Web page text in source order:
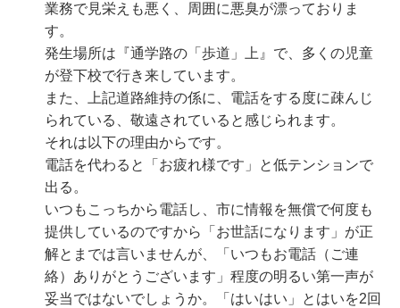
業務で見栄えも悪く、周囲に悪臭が漂っておりま
す。
発生場所は『通学路の「歩道」上』で、多くの児童
が登下校で行き来しています。
また、上記道路維持の係に、電話をする度に疎んじ
られている、敬遠されていると感じられます。
それは以下の理由からです。
電話を代わると「お疲れ様です」と低テンションで
出る。
いつもこっちから電話し、市に情報を無償で何度も
提供しているのですから「お世話になります」が正
解とまでは言いませんが、「いつもお電話（ご連
絡）ありがとうございます」程度の明るい第一声が
妥当ではないでしょうか。「はいはい」とはいを2回